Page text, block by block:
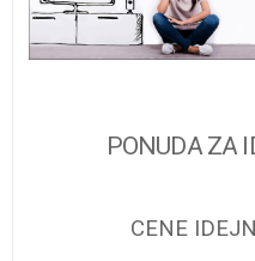
PONUDA ZA
CENE